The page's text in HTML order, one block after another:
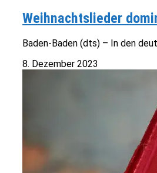
Weihnachtslieder
Baden-Baden (dts) – In den
8. Dezember 2023